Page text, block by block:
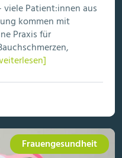
viele Patient:innen aus
kommen mit
Praxis für
Frauengesundheit